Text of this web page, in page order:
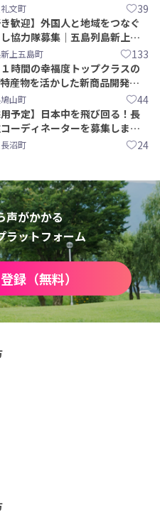
文町 39
き歓迎】外国人と地域をつなぐ
協力隊募集｜五島列島新上五
上五島町 133
時間の幸福度トップクラスの
産物を活かした新商品開発＆
募集！
山町 44
用予定】日本中を飛び回る！長
ーディネーターを募集しま
沼町 24
声がかかる
ラットフォーム
録（無料）